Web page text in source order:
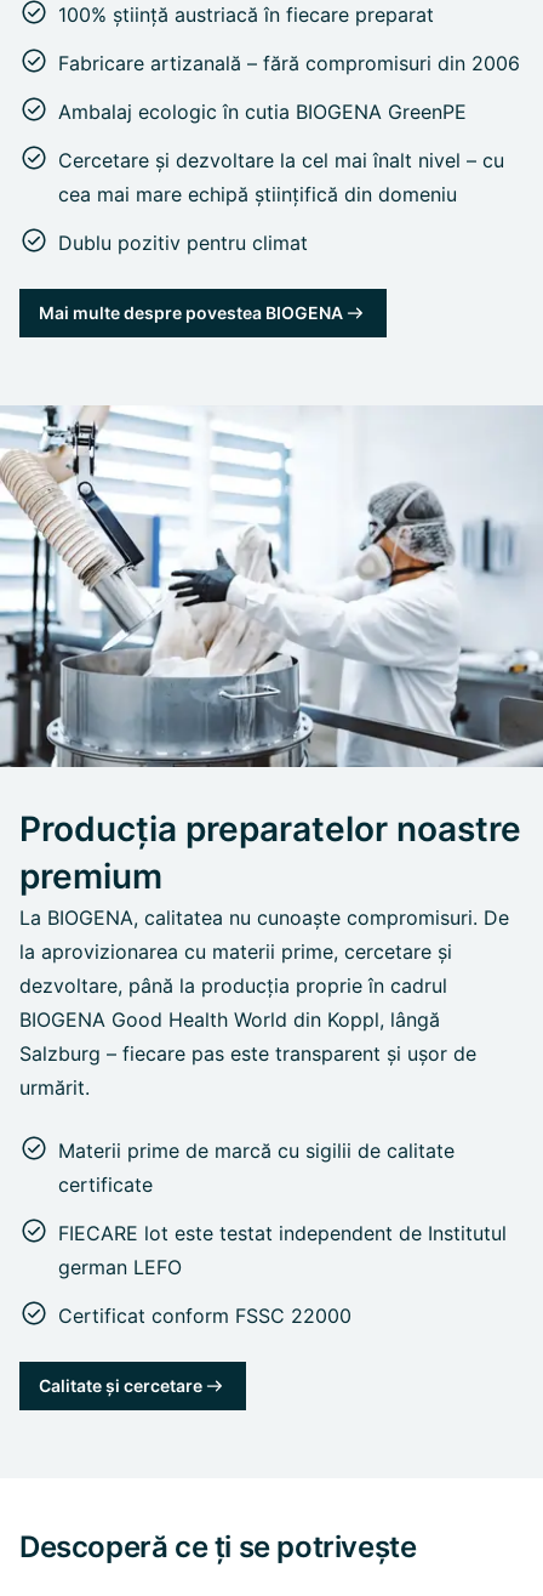
100% știință austriacă în fiecare preparat
Fabricare artizanală – fără compromisuri din 2006
Ambalaj ecologic în cutia BIOGENA GreenPE
Cercetare și dezvoltare la cel mai înalt nivel – cu
cea mai mare echipă științifică din domeniu
Dublu pozitiv pentru climat
Mai multe despre povestea BIOGENA
Producția preparatelor noastre
premium
La BIOGENA, calitatea nu cunoaște compromisuri. De
la aprovizionarea cu materii prime, cercetare și
dezvoltare, până la producția proprie în cadrul
BIOGENA Good Health World din Koppl, lângă
Salzburg – fiecare pas este transparent și ușor de
urmărit.
Materii prime de marcă cu sigilii de calitate
certificate
FIECARE lot este testat independent de Institutul
german LEFO
Certificat conform FSSC 22000
Calitate și cercetare
Descoperă ce ți se potrivește